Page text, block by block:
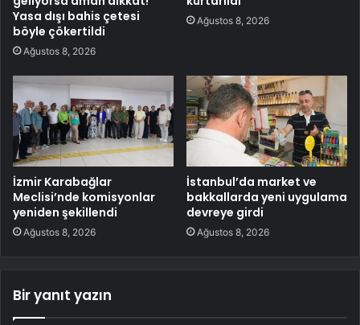
Yasa dışı bahis çetesi
böyle çökertildi
Ağustos 8, 2026
Ağustos 8, 2026
İzmir Karabağlar
Meclisi’nde komisyonlar
yeniden şekillendi
Ağustos 8, 2026
İstanbul’da market ve
bakkallarda yeni uygulama
devreye girdi
Ağustos 8, 2026
Bir yanıt yazın